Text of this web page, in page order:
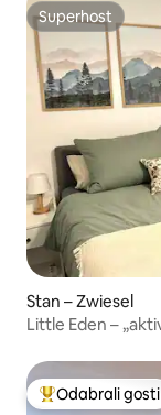
Superhost
Superhost
Stan – Zwiesel
Little Eden –
Među najviše
Odabrali gosti